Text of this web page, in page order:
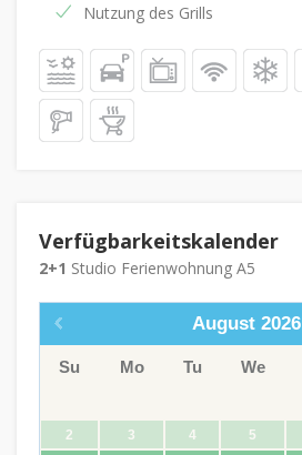
Nutzung des Grills
Verfügbarkeitskalender
2+1 Studio Ferienwohnung A5
August 2026
Su Mo Tu We
2
3 4 5